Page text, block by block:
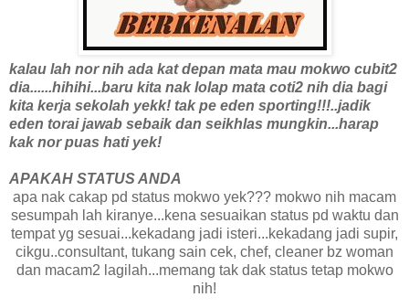
kalau lah nor nih ada kat depan mata mau mokwo cubit2
dia......hihihi...baru kita nak lolap mata coti2 nih dia bagi
kita kerja sekolah yekk! tak pe eden sporting!!!..jadik
eden torai jawab sebaik dan seikhlas mungkin...harap
kak nor puas hati yek!
APAKAH STATUS ANDA
apa nak cakap pd status mokwo yek??? mokwo nih macam
sesumpah lah kiranye...kena sesuaikan status pd waktu dan
tempat yg sesuai...kekadang jadi isteri...kekadang jadi supir,
cikgu..consultant, tukang sain cek, chef, cleaner bz woman
dan macam2 lagilah...memang tak dak status tetap mokwo
nih!